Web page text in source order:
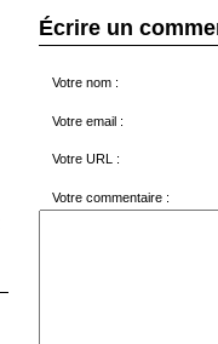
Écrire un
Votre nom :
Votre email :
Votre URL :
Votre commentaire :